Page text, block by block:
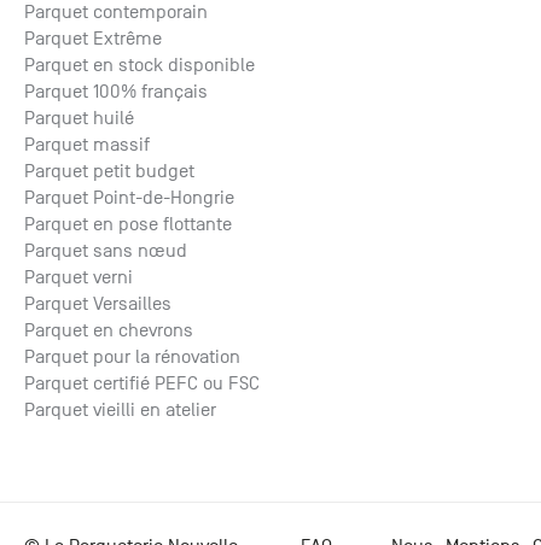
Parquet contemporain
Parquet Extrême
Parquet en stock disponible
Parquet 100% français
Parquet huilé
Parquet massif
Parquet petit budget
Parquet Point-de-Hongrie
Parquet en pose flottante
Parquet sans nœud
Parquet verni
Parquet Versailles
Parquet en chevrons
Parquet pour la rénovation
Parquet certifié PEFC ou FSC
Parquet vieilli en atelier